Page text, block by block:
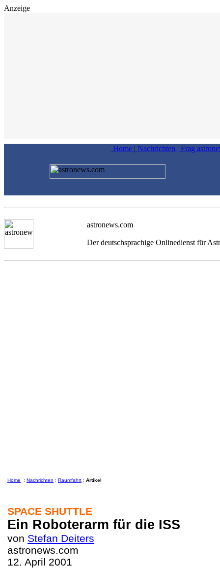
Anzeige
Home | Nachrichten | Frag
astronews.com
Der deutschsprachige Onlinedienst für
Home : Nachrichten : Raumfahrt : Artikel
SPACE SHUTTLE
Ein Roboterarm für die ISS
von Stefan Deiters
astronews.com
12. April 2001